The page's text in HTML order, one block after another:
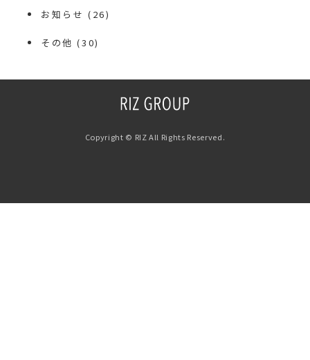
お知らせ (26)
その他 (30)
Copyright © RIZ All Rights Reserved.